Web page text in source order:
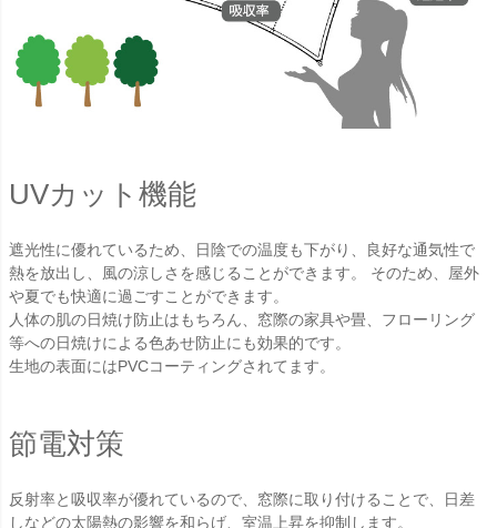
UVカット機能
遮光性に優れているため、日陰での温度も下がり、良好な通気性で
熱を放出し、風の涼しさを感じることができます。 そのため、屋外
や夏でも快適に過ごすことができます。
人体の肌の日焼け防止はもちろん、窓際の家具や畳、フローリング
等への日焼けによる色あせ防止にも効果的です。
生地の表面にはPVCコーティングされてます。
節電対策
反射率と吸収率が優れているので、窓際に取り付けることで、日差
しなどの太陽熱の影響を和らげ、室温上昇を抑制します。